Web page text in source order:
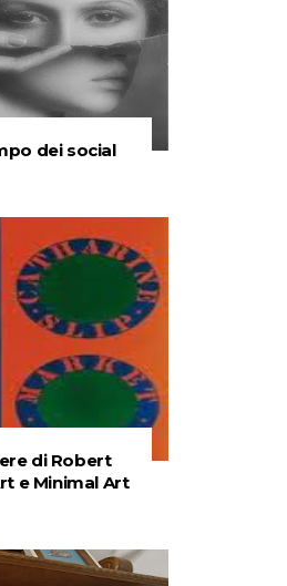
dei social
di Robert
e Minimal Art